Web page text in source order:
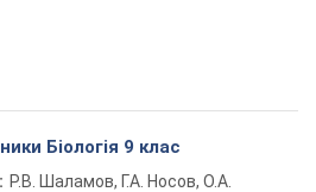
Біологія 9 клас
Р.В. Шаламов, Г.А. Носов, О.А.